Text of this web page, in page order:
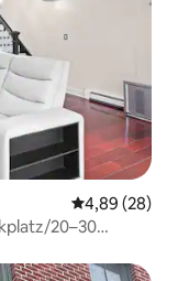
4,89 (28)
20–30